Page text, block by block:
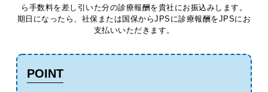
ら手数料を差し引いた分の診療報酬を貴社にお振込みします。
期日になったら、社保または国保からJPSに診療報酬をJPSにお
支払いいただきます。
POINT